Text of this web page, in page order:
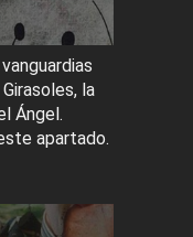
la
Ángel.
apartado.